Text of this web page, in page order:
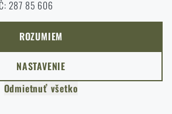
287 85 606
nám pomáhajú optimalizovať reklamu
e-shop, aby bola čo najefektívnejšia a aby sa
neustále rozvíjať a zlepšovať.
cookie môžeme prispôsobiť reklamu a
ROZUMIEM
NASTAVENIE
Odmietnuť všetko